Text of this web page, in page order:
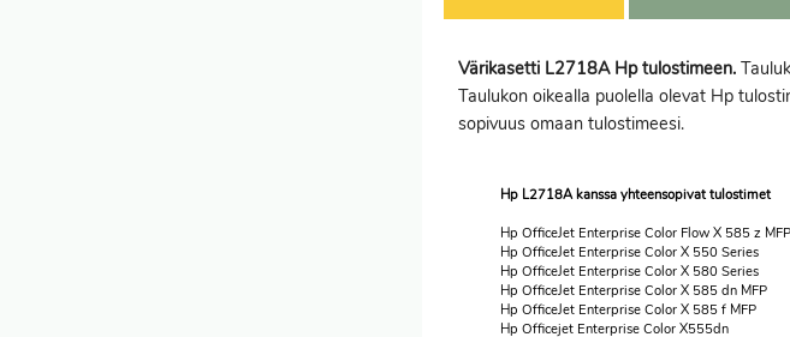
Värikasetti L2718A Hp tulostimeen.
Taulukon oikealla puolella olevat Hp
sopivuus omaan tulostimeesi.
Hp L2718A kanssa yhteensopivat tulostimet
Hp OfficeJet Enterprise Color Flow X 585 z MFP
Hp OfficeJet Enterprise Color X 550 Series
Hp OfficeJet Enterprise Color X 580 Series
Hp OfficeJet Enterprise Color X 585 dn MFP
Hp OfficeJet Enterprise Color X 585 f MFP
Hp Officejet Enterprise Color X555dn